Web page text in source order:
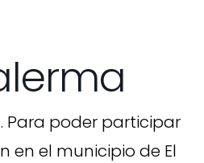
Para poder participar
en el municipio de El